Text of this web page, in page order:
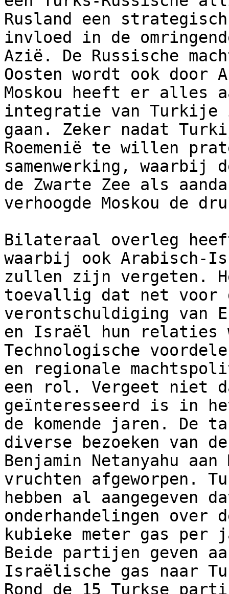
Rusland een
invloed in de
Azië. De Russische
Oosten wordt ook door
Moskou heeft er alles
integratie van Turkije
gaan. Zeker nadat
Roemenië te willen
samenwerking, waarbij
de Zwarte Zee als
verhoogde Moskou de
Bilateraal overleg
waarbij ook Arabisch-
zullen zijn vergeten.
toevallig dat net
verontschuldiging van
en Israël hun relaties
Technologische
en regionale
een rol. Vergeet niet
geïnteresseerd is in
de komende jaren. De
diverse bezoeken van
Benjamin Netanyahu
vruchten afgeworpen.
hebben al aangegeven
onderhandelingen
kubieke meter gas
Beide partijen geven
Israëlische gas naar
Rond de 15 Turkse